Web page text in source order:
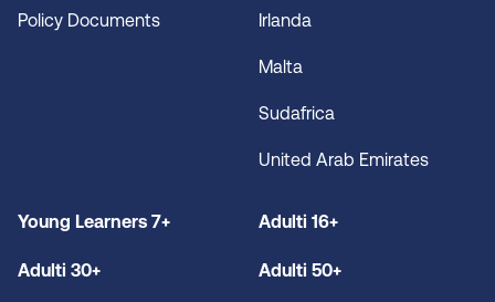
Policy Documents Irlanda
Malta
Sudafrica
United Arab Emirates
Young Learners 7+ Adulti 16+
Adulti 30+ Adulti 50+